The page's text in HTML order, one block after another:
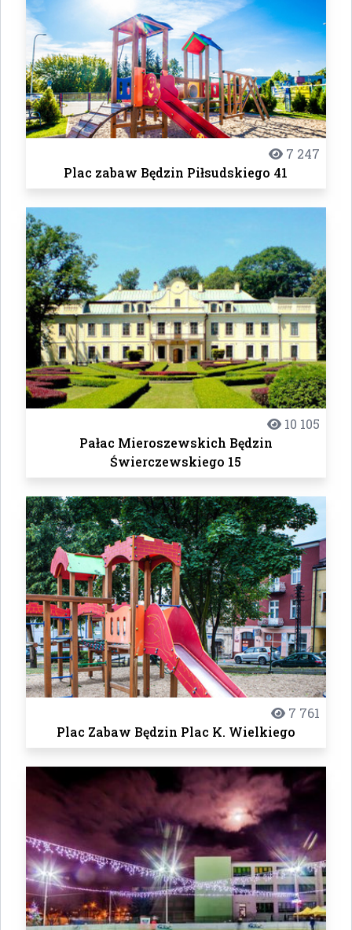
7 247
Plac zabaw Będzin Piłsudskiego 41
10 105
Pałac Mieroszewskich Będzin
Świerczewskiego 15
7 761
Plac Zabaw Będzin Plac K. Wielkiego